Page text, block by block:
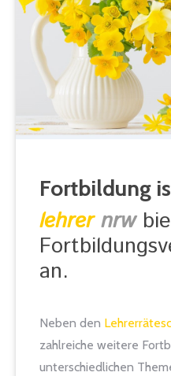
Fortbildung
lehrernrw
an.
Neben den
zahlreiche weitere
unterschiedlichen